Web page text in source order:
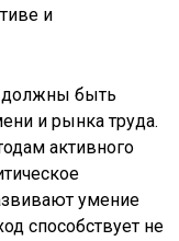
и
должны быть
и рынка труда.
активного
умение
способствует не